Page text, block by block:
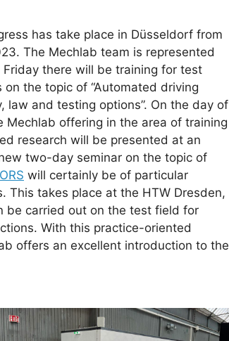
has take place in Düsseldorf from
The Mechlab team is represented
there will be training for test
the topic of “Automated driving
law and testing options”. On the day of
Mechlab offering in the area of training
research will be presented at an
two-day seminar on the topic of
will certainly be of particular
This takes place at the HTW Dresden,
be carried out on the test field for
With this practice-oriented
offers an excellent introduction to the